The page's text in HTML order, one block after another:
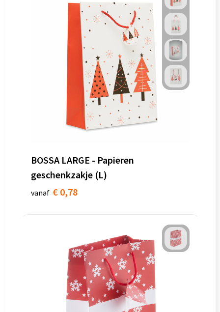
BOSSA LARGE - Papieren
geschenkzakje (L)
vanaf € 0,78